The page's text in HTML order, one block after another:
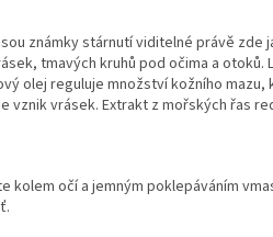
známky stárnutí viditelné právě
tmavých kruhů pod očima a
olej reguluje množství kožního
vrásek. Extrakt z mořských řas
očí a jemným poklepáváním